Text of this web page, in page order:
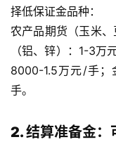
原
油
期
货
开
原
择低保证金品种：
农产品期货（玉米
（铝、锌）：1-3万
8000-1.5万元/手
手。
2. 结算准备金：